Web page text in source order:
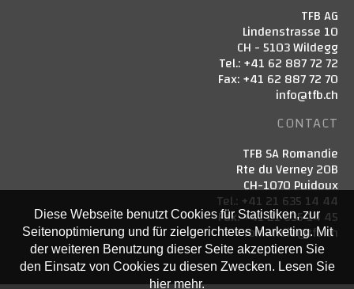
TFB AG
Lindenstrasse 10
CH - 5103 Wildegg
Tel.: +41 62 887 72 72
Fax: +41 62 887 72 70
info@tfb.ch
CONTACT
TFB SA Romandie
Rte du Verney 20B
CH-1070 Puidoux
Tel.: +41 21 635 14 44
Fax: +41 21 635 14 45
romandie@tfb.ch
Diese Webseite benutzt Cookies für Statistiken, zur
Seitenoptimierung und für zielgerichtetes Marketing. Mit
der weiteren Benutzung dieser Seite akzeptieren Sie
den Einsatz von Cookies zu diesen Zwecken. Lesen Sie
hier mehr.